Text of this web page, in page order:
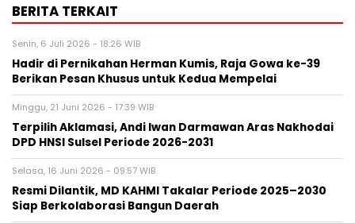
BERITA TERKAIT
Senin, 6 Juli 2026 - 18:26 WIB
Hadir di Pernikahan Herman Kumis, Raja Gowa ke-39
Berikan Pesan Khusus untuk Kedua Mempelai
Minggu, 21 Juni 2026 - 17:39 WIB
Terpilih Aklamasi, Andi Iwan Darmawan Aras Nakhodai
DPD HNSI Sulsel Periode 2026-2031
Selasa, 16 Juni 2026 - 09:57 WIB
Resmi Dilantik, MD KAHMI Takalar Periode 2025–2030
Siap Berkolaborasi Bangun Daerah